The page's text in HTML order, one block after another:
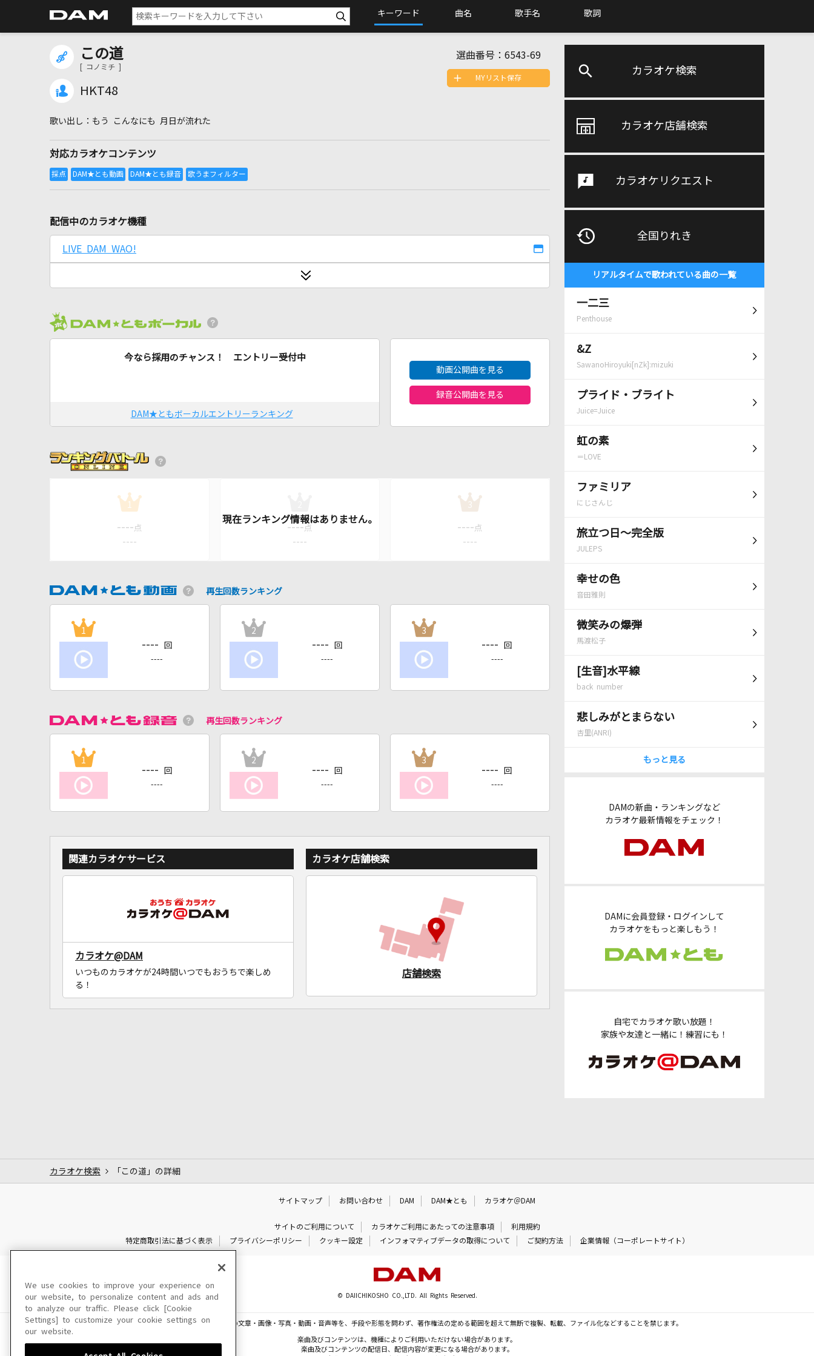
キーワード 曲名 歌手名 歌詞
カラオケ検索
カラオケ店舗検索
カラオケリクエスト
全国りれき
リアルタイムで歌われている曲の一覧
一二三
Penthouse
&Z
SawanoHiroyuki[nZk]:mizuki
プライド・ブライト
Juice=Juice
虹の素
＝LOVE
ファミリア
にじさんじ
旅立つ日～完全版
JULEPS
幸せの色
音田雅則
微笑みの爆弾
馬渡松子
[生音]水平線
back number
悲しみがとまらない
杏里(ANRI)
もっと見る
DAMの新曲・ランキングなど
カラオケ最新情報をチェック！
DAMに会員登録・ログインして
カラオケをもっと楽しもう！
自宅でカラオケ歌い放題！
家族や友達と一緒に！練習にも！
この道
[ コノミチ ]
HKT48
選曲番号： 6543-69
もう こんなにも 月日が流れた
対応カラオケコンテンツ
MYリスト保存
配信中のカラオケ機種
LIVE DAM WAO!
今なら採用のチャンス！ エントリー受付中
DAM★ともボーカルエントリーランキング
動画公開曲を見る
録音公開曲を見る
1
---- 点
----
---- 点
----
3
---- 点
----
再生回数ランキング
1
---- 回
----
2
---- 回
----
3
---- 回
----
再生回数ランキング
1
---- 回
----
2
---- 回
----
3
---- 回
----
関連カラオケサービス
カラオケ@DAM
いつものカラオケが24時間いつでもおうちで楽しめ
る！
カラオケ店舗検索
店舗検索
カラオケ検索 「この道」の詳細
サイトマップ お問い合わせ DAM DAM★とも カラオケ＠DAM
サイトのご利用について カラオケご利用にあたっての注意事項
利用規約
特定商取引法に基づく表示
プライバシーポリシー クッキー設定 インフォマティブデータの取得について ご契約方法 企業情報（コーポレートサイト）
© DAIICHIKOSHO CO.,LTD. All Rights Reserved.
このサイトに掲載されている一切の文章・画像・写真・動画・音声等を、手段や形態を問わず、著作権法の定める範囲を超えて無断で複製、転載、ファイル化などすることを禁じます。
楽曲及びコンテンツは、機種によりご利用いただけない場合があります。
楽曲及びコンテンツの配信日、配信内容が変更になる場合があります。
We use cookies to improve your experience on
our website, to personalize content and ads and
to analyze our traffic. Please click [Cookie
Settings] to customize your cookie settings on
our website.